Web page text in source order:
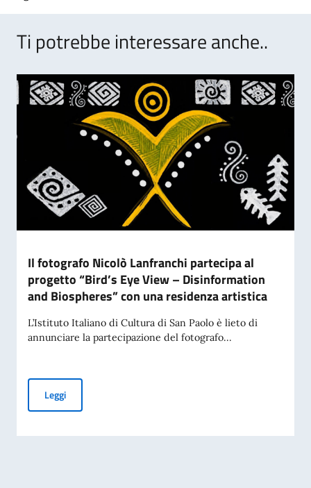
Ti potrebbe interessare anche..
Il fotografo Nicolò Lanfranchi partecipa al
progetto “Bird’s Eye View – Disinformation
and Biospheres” con una residenza artistica
L’Istituto Italiano di Cultura di San Paolo è lieto di
annunciare la partecipazione del fotografo...
LeggiIl fotografo Nicolò Lanfranchi partecipa al progetto